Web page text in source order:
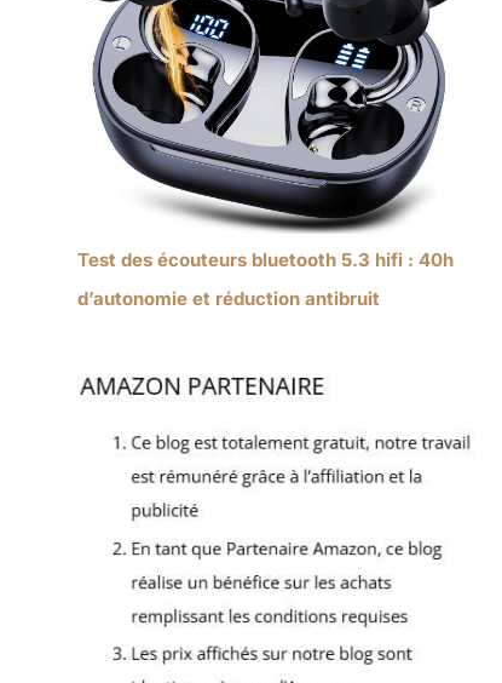
Test des écouteurs bluetooth 5.3 hifi : 40h
d’autonomie et réduction antibruit